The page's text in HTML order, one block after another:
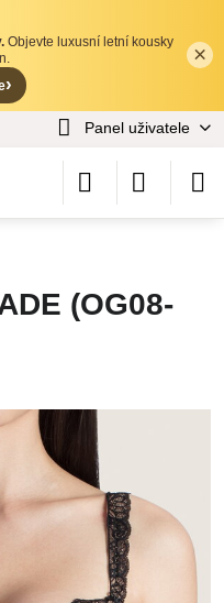
✕
×
Objevte luxusní letní kousky
›
Panel uživatele
(OG08-